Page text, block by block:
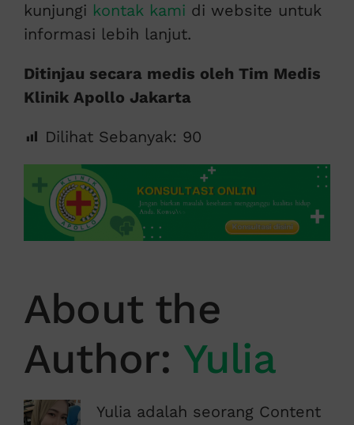
kunjungi kontak kami di website untuk
informasi lebih lanjut.
Ditinjau secara medis oleh Tim Medis
Klinik Apollo Jakarta
Dilihat Sebanyak: 90
About the
Author: Yulia
Yulia adalah seorang Content